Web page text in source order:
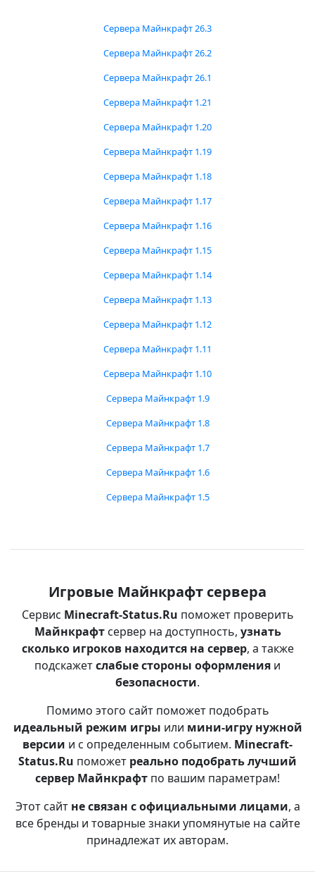
Сервера Майнкрафт 26.3
Сервера Майнкрафт 26.2
Сервера Майнкрафт 26.1
Сервера Майнкрафт 1.21
Сервера Майнкрафт 1.20
Сервера Майнкрафт 1.19
Сервера Майнкрафт 1.18
Сервера Майнкрафт 1.17
Сервера Майнкрафт 1.16
Сервера Майнкрафт 1.15
Сервера Майнкрафт 1.14
Сервера Майнкрафт 1.13
Сервера Майнкрафт 1.12
Сервера Майнкрафт 1.11
Сервера Майнкрафт 1.10
Сервера Майнкрафт 1.9
Сервера Майнкрафт 1.8
Сервера Майнкрафт 1.7
Сервера Майнкрафт 1.6
Сервера Майнкрафт 1.5
Игровые Майнкрафт сервера
Сервис Minecraft-Status.Ru поможет проверить
Майнкрафтсервер на доступность, узнать
сколько игроков находится на сервер, а также
подскажетслабые стороны оформления и
безопасности.
Помимо этого сайт поможет подобрать
идеальный режим игры или мини-игру нужной
версии и с определенным событием. Minecraft-
Status.Ru поможет реально подобрать лучший
сервер Майнкрафт по вашим параметрам!
Этот сайт не связан с официальными лицами, а
все бренды и товарные знаки упомянутые на сайте
принадлежат их авторам.